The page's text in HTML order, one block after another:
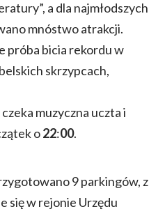
a dla najmłodszych
mnóstwo atrakcji.
próba bicia rekordu w
skrzypcach,
muzyczna uczta i
o22:00.
9 parkingów, z
się w rejonie Urzędu